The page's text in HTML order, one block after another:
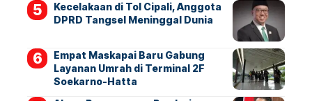
Kecelakaan di Tol Cipali, Anggota
DPRD Tangsel Meninggal Dunia
Empat Maskapai Baru Gabung
Layanan Umrah di Terminal 2F
Soekarno-Hatta